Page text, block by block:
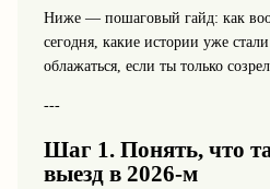
Ниже — пошаговый гайд: как
сегодня, какие истории уже
облажаться, если ты только
---
Шаг 1. Понять, что
выезд в 2026-м